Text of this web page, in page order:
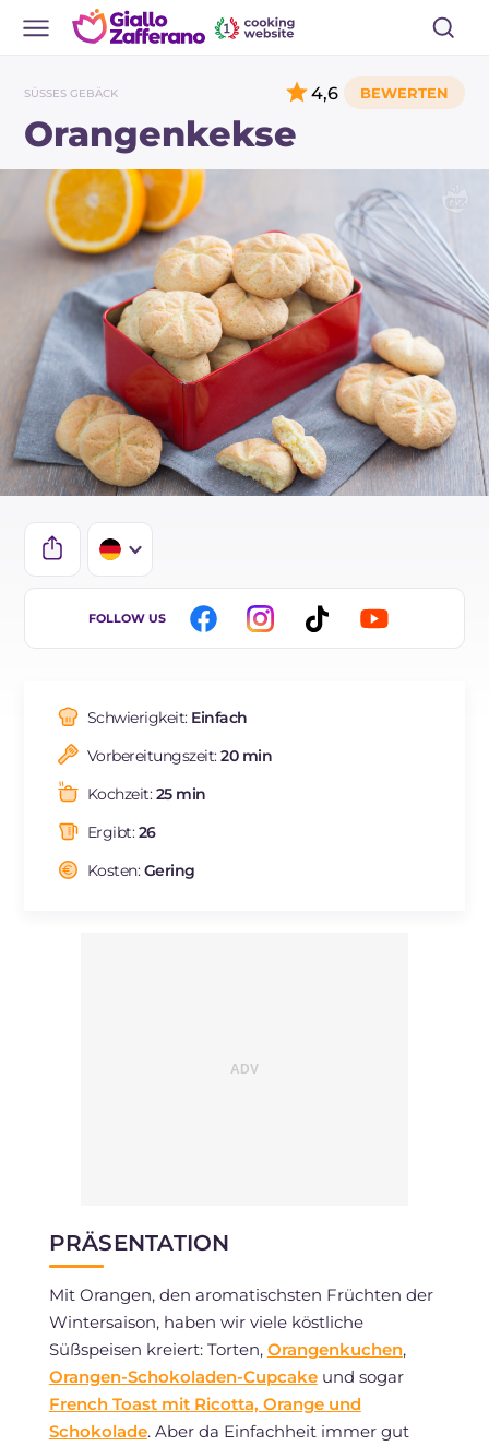
SÜSSES GEBÄCK
Orangenkekse
4,6
IT
FR
BR
NL
FOLLOW US
Schwierigkeit: Einfach
Vorbereitungszeit:20 min
Kochzeit:25 min
Ergibt:26
Kosten:Gering
PRÄSENTATION
Mit Orangen, den aromatischsten Früchten der
Wintersaison, haben wir viele köstliche
Süßspeisen kreiert: Torten, Orangenkuchen,
Orangen-Schokoladen-Cupcakeund sogar
French Toast mit Ricotta, Orange und
Schokolade. Aber da Einfachheit immer gut